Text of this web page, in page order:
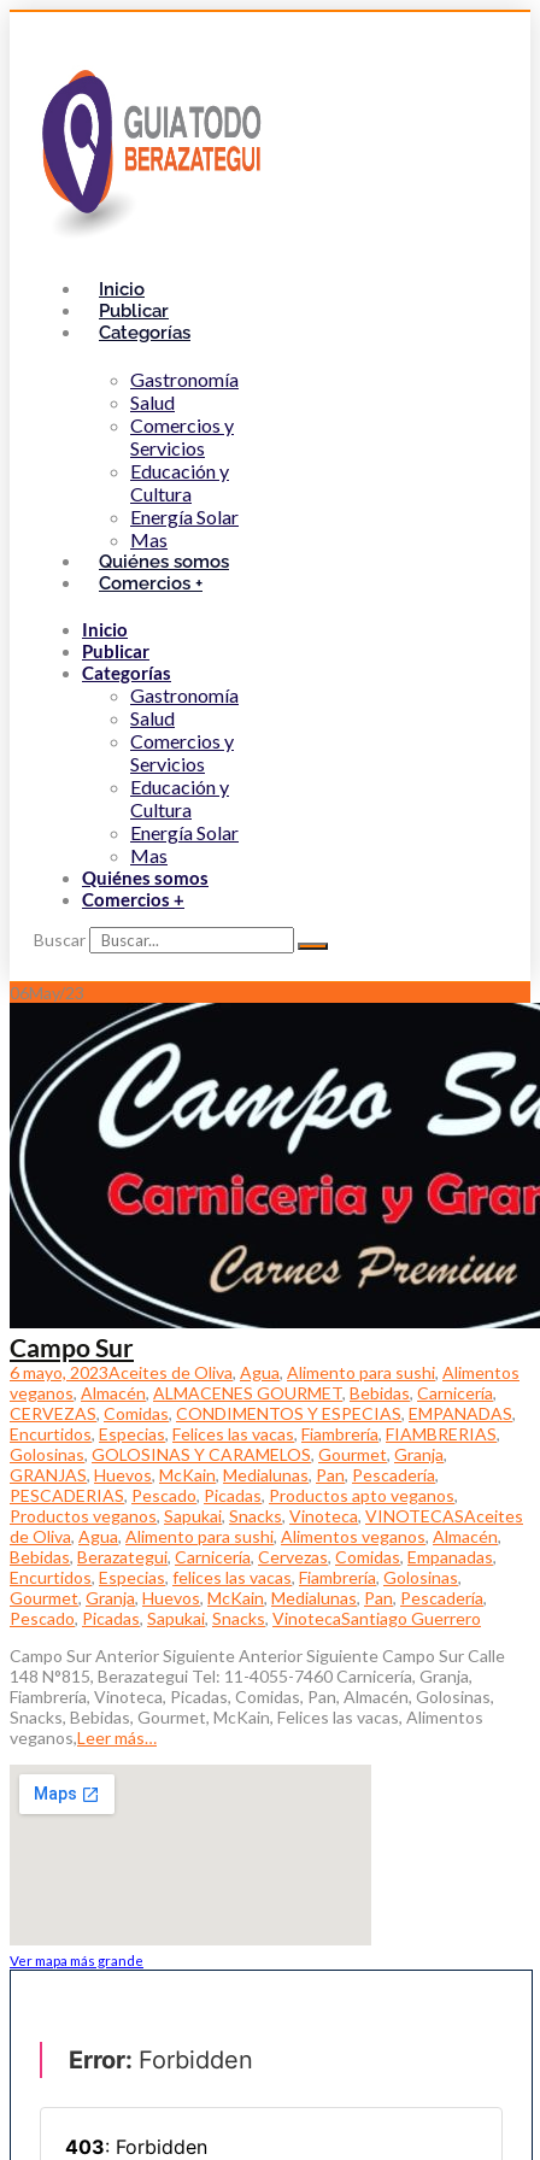
Inicio
Publicar
Categorías
Gastronomía
Salud
Comercios y
Servicios
Educación y
Cultura
Energía Solar
Mas
Quiénes somos
Comercios +
Inicio
Publicar
Categorías
Gastronomía
Salud
Comercios y
Servicios
Educación y
Cultura
Energía Solar
Mas
Quiénes somos
Comercios +
Buscar
06May/23
Campo Sur
6 mayo, 2023Aceites de Oliva, Agua, Alimento para sushi, Alimentos
veganos, Almacén, ALMACENES GOURMET, Bebidas, Carnicería,
CERVEZAS, Comidas, CONDIMENTOS Y ESPECIAS, EMPANADAS,
Encurtidos, Especias, Felices las vacas, Fiambrería, FIAMBRERIAS,
Golosinas, GOLOSINAS Y CARAMELOS, Gourmet, Granja,
GRANJAS, Huevos, McKain, Medialunas, Pan, Pescadería,
PESCADERIAS, Pescado, Picadas, Productos apto veganos,
Productos veganos, Sapukai, Snacks, Vinoteca, VINOTECASAceites
de Oliva, Agua, Alimento para sushi, Alimentos veganos, Almacén,
Bebidas, Berazategui, Carnicería, Cervezas, Comidas, Empanadas,
Encurtidos, Especias, felices las vacas, Fiambrería, Golosinas,
Gourmet, Granja, Huevos, McKain, Medialunas, Pan, Pescadería,
Pescado, Picadas, Sapukai, Snacks, VinotecaSantiago Guerrero
Campo Sur Anterior Siguiente Anterior Siguiente Campo Sur Calle
148 N°815, Berazategui Tel: 11-4055-7460 Carnicería, Granja,
Fiambrería, Vinoteca, Picadas, Comidas, Pan, Almacén, Golosinas,
Snacks, Bebidas, Gourmet, McKain, Felices las vacas, Alimentos
veganos,Leer más…
Ver mapa más grande